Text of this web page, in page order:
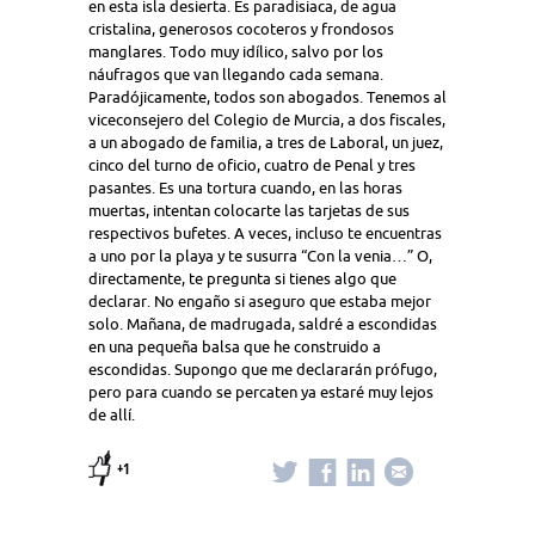
en esta isla desierta. Es paradisiaca, de agua
cristalina, generosos cocoteros y frondosos
manglares. Todo muy idílico, salvo por los
náufragos que van llegando cada semana.
Paradójicamente, todos son abogados. Tenemos al
viceconsejero del Colegio de Murcia, a dos fiscales,
a un abogado de familia, a tres de Laboral, un juez,
cinco del turno de oficio, cuatro de Penal y tres
pasantes. Es una tortura cuando, en las horas
muertas, intentan colocarte las tarjetas de sus
respectivos bufetes. A veces, incluso te encuentras
a uno por la playa y te susurra “Con la venia…” O,
directamente, te pregunta si tienes algo que
declarar. No engaño si aseguro que estaba mejor
solo. Mañana, de madrugada, saldré a escondidas
en una pequeña balsa que he construido a
escondidas. Supongo que me declararán prófugo,
pero para cuando se percaten ya estaré muy lejos
de allí.
+1